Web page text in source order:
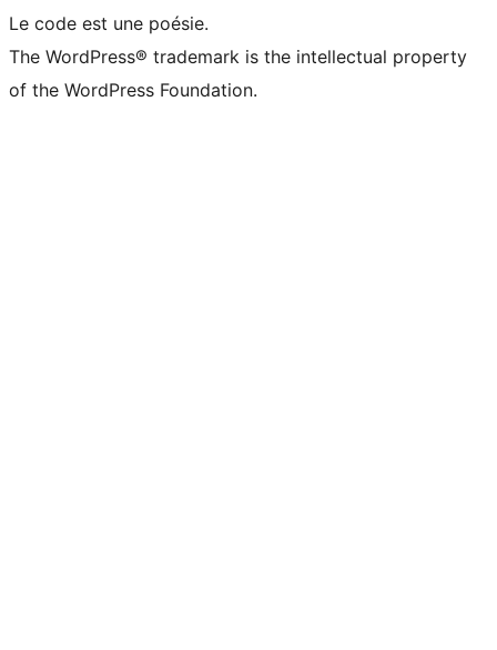
Le code est une poésie.
The WordPress® trademark is the intellectual property
of the WordPress Foundation.